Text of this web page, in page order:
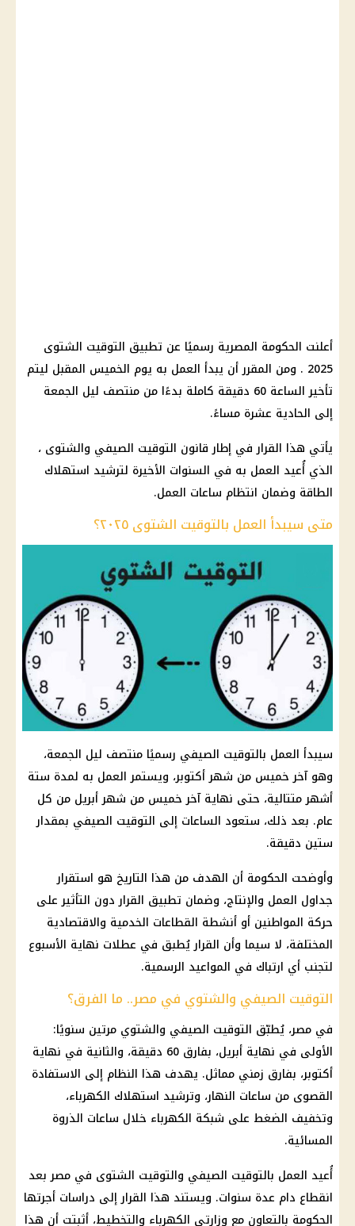
أعلنت الحكومة المصرية رسميًا عن تطبيق التوقيت الشتوى
2025 . ومن المقرر أن يبدأ العمل به يوم الخميس المقبل ليتم
تأخير الساعة 60 دقيقة كاملة بدءًا من منتصف ليل الجمعة
إلى الحادية عشرة مساءً.
يأتي هذا القرار في إطار قانون التوقيت الصيفي والشتوى ،
الذي أُعيد العمل به في السنوات الأخيرة لترشيد استهلاك
الطاقة وضمان انتظام ساعات العمل.
متى سيبدأ العمل بالتوقيت الشتوى ٢٠٢٥؟
سيبدأ العمل بالتوقيت الصيفي رسميًا منتصف ليل الجمعة،
وهو آخر خميس من شهر أكتوبر، ويستمر العمل به لمدة ستة
أشهر متتالية، حتى نهاية آخر خميس من شهر أبريل من كل
عام. بعد ذلك، ستعود الساعات إلى التوقيت الصيفي بمقدار
ستين دقيقة.
وأوضحت الحكومة أن الهدف من هذا التاريخ هو استقرار
جداول العمل والإنتاج، وضمان تطبيق القرار دون التأثير على
حركة المواطنين أو أنشطة القطاعات الخدمية والاقتصادية
المختلفة، لا سيما وأن القرار يُطبق في عطلات نهاية الأسبوع
لتجنب أي ارتباك في المواعيد الرسمية.
التوقيت الصيفي والشتوي في مصر.. ما الفرق؟
في مصر، يُطبّق التوقيت الصيفي والشتوي مرتين سنويًا:
الأولى في نهاية أبريل، بفارق 60 دقيقة، والثانية في نهاية
أكتوبر، بفارق زمني مماثل. يهدف هذا النظام إلى الاستفادة
القصوى من ساعات النهار، وترشيد استهلاك الكهرباء،
وتخفيف الضغط على شبكة الكهرباء خلال ساعات الذروة
المسائية.
أُعيد العمل بالتوقيت الصيفي والتوقيت الشتوى في مصر بعد
انقطاع دام عدة سنوات. ويستند هذا القرار إلى دراسات أجرتها
الحكومة بالتعاون مع وزارتي الكهرباء والتخطيط، أثبتت أن هذا